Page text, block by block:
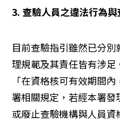
3. 查驗人員之違法行為
目前查驗指引雖然已分
理規範及其責任皆有涉足
「在資格核可有效期間
署相關規定，若經本署
或廢止查驗機構與人員